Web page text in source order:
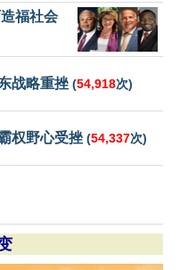
福社会
战略重挫 (54,918次)
权野心受挫 (54,337次)